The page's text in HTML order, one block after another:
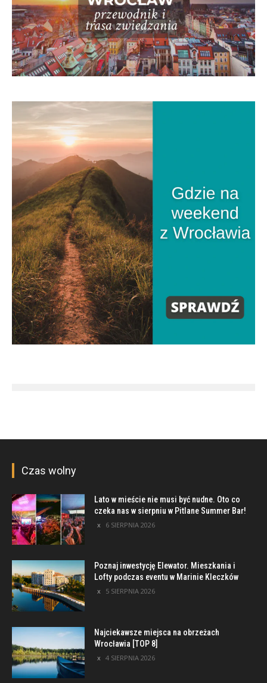
Czas wolny
Lato w mieście nie musi być nudne. Oto co
czeka nas w sierpniu w Pitlane Summer Bar!
6 SIERPNIA 2026
Poznaj inwestycję Elewator. Mieszkania i
Lofty podczas eventu w Marinie Kleczków
5 SIERPNIA 2026
Najciekawsze miejsca na obrzeżach
Wrocławia [TOP 8]
4 SIERPNIA 2026